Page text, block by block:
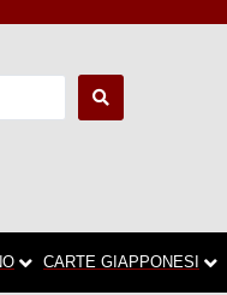
CARTE GIAPPONESI